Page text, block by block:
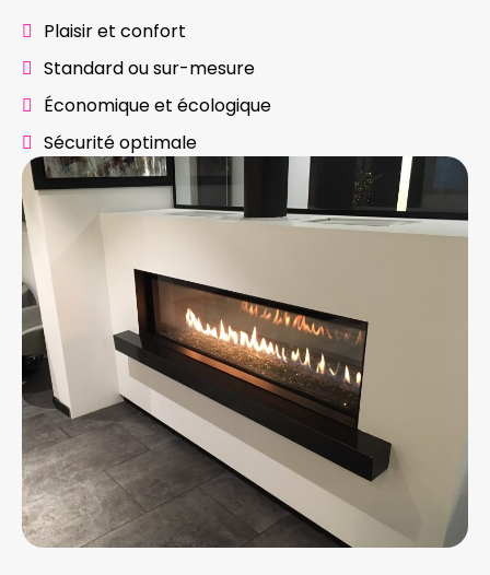
Plaisir et confort
Standard ou sur-mesure
Économique et écologique
Sécurité optimale